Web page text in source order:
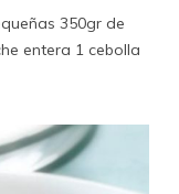
350gr de
entera 1 cebolla